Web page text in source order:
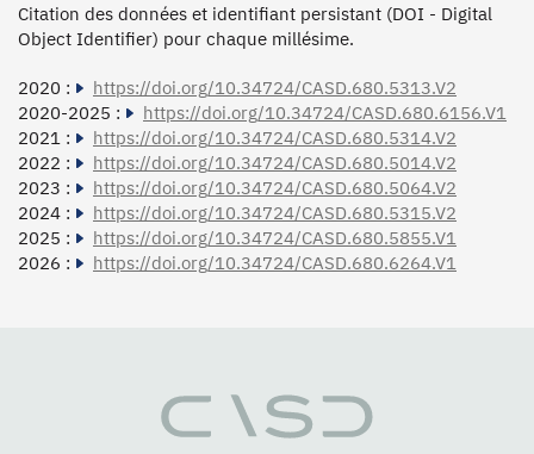
Citation des données et identifiant persistant (DOI - Digital
Object Identifier) pour chaque millésime.
2020 :
https://doi.org/10.34724/CASD.680.5313.V2
2020-2025 :
https://doi.org/10.34724/CASD.680.6156.V1
2021 :
https://doi.org/10.34724/CASD.680.5314.V2
2022 :
https://doi.org/10.34724/CASD.680.5014.V2
2023 :
https://doi.org/10.34724/CASD.680.5064.V2
2024 :
https://doi.org/10.34724/CASD.680.5315.V2
2025 :
https://doi.org/10.34724/CASD.680.5855.V1
2026 :
https://doi.org/10.34724/CASD.680.6264.V1